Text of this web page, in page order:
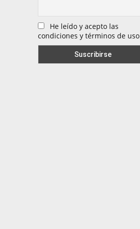
He leído y acepto las
condiciones y términos de uso